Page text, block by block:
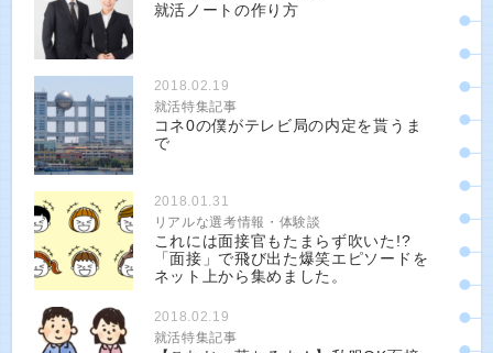
就活ノートの作り方
2018.02.19
就活特集記事
コネ0の僕がテレビ局の内定を貰うま
で
2018.01.31
リアルな選考情報・体験談
これには面接官もたまらず吹いた!?
「面接」で飛び出た爆笑エピソードを
ネット上から集めました。
2018.02.19
就活特集記事